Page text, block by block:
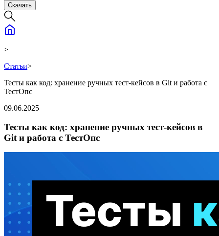
Скачать
>
Статьи>
Тесты как код: хранение ручных тест-кейсов в Git и работа с
ТестОпс
09.06.2025
Тесты как код: хранение ручных тест-кейсов в
Git и работа с ТестОпс